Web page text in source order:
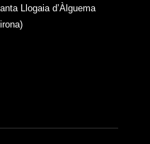
Llogaia d’Àlguema